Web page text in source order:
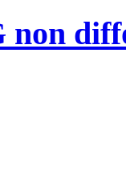
non